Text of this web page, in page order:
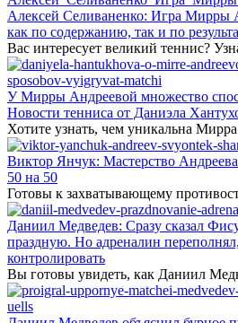
Алексей Селиваненко: Игра Мирры
как по содержанию, так и по
Вас интересует великий теннис?
У Мирры Андреевой множество
Новости тенниса от Даниэла
Хотите узнать, чем уникальна
Виктор Янчук: Мастерство
50 на 50
Готовы к захватывающему
Даниил Медведев: Сразу сказал
праздную. Но адреналин
контролировать
Вы готовы увидеть, как Даниил